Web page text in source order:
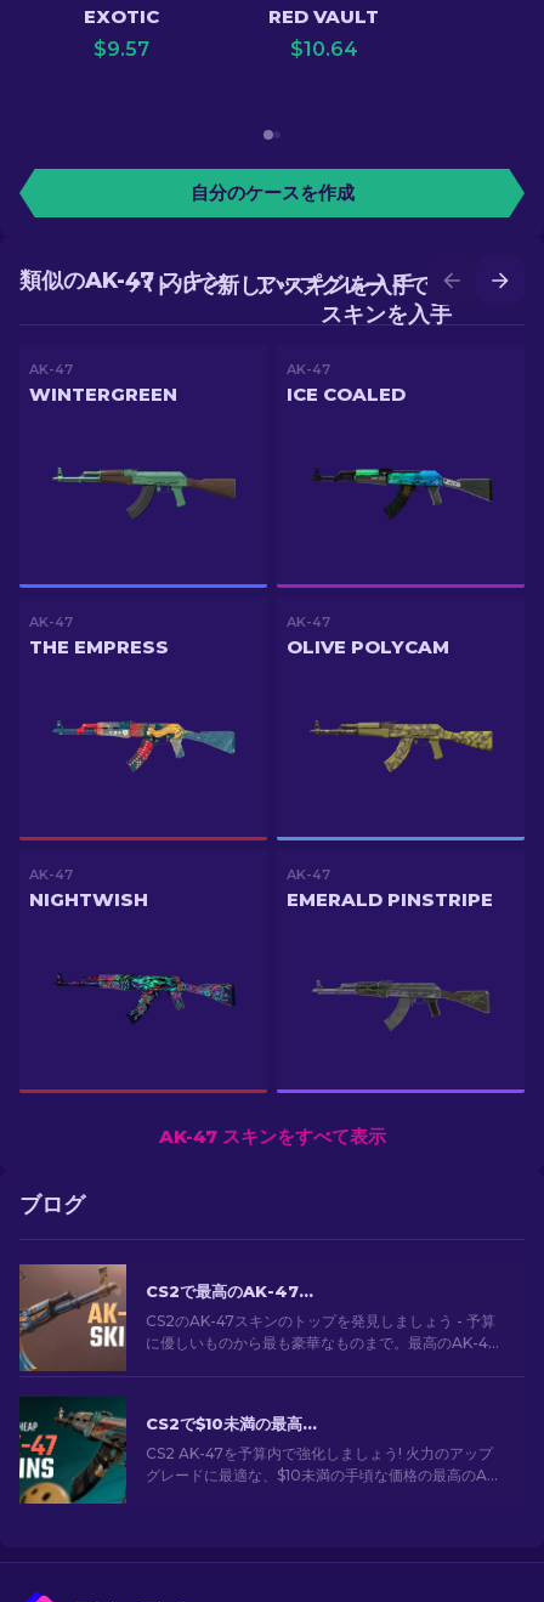
EXOTIC
$9.57
RED VAULT
$10.64
自分のケースを作成
アップグレードでより良い
スキンを入手
バトルで新しいスキンを入手
類似のAK-47 スキン
AK-47
WINTERGREEN
AK-47
ICE COALED
AK-47
THE EMPRESS
AK-47
OLIVE POLYCAM
AK-47
NIGHTWISH
AK-47
EMERALD PINSTRIPE
AK-47 スキンをすべて表示
ブログ
CS2で最高のAK-47スキン: 安価から高価まで
CS2のAK-47スキンのトップを発見しましょう - 予算
に優しいものから最も豪華なものまで。最高のAK-47
CS2で$10未満の最高に安いAK-47スキン
CS2 AK-47を予算内で強化しましょう! 火力のアップ
グレードに最適な、$10未満の手頃な価格の最高のAK-